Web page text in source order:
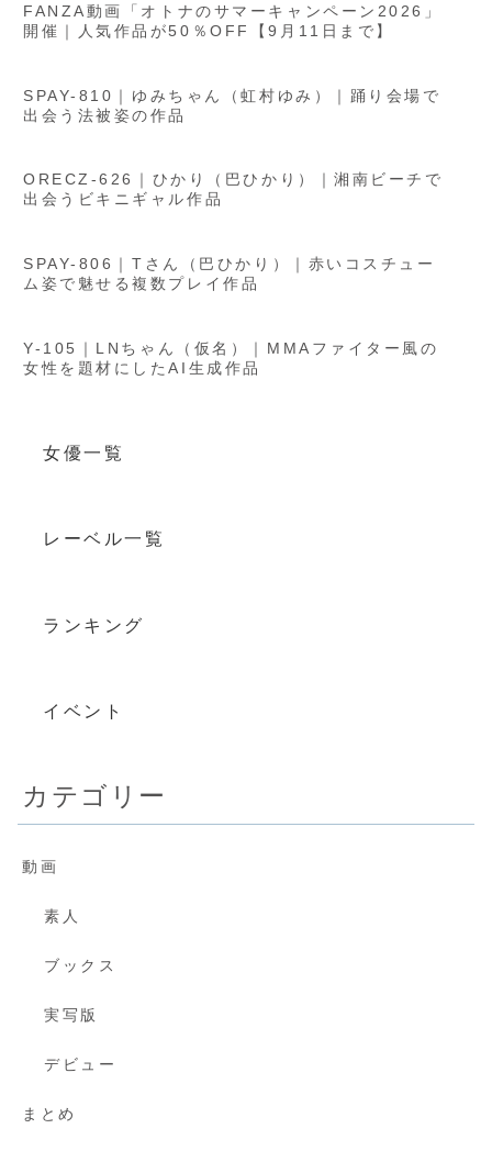
FANZA動画「オトナのサマーキャンペーン2026」
開催｜人気作品が50％OFF【9月11日まで】
SPAY-810｜ゆみちゃん（虹村ゆみ）｜踊り会場で
出会う法被姿の作品
ORECZ-626｜ひかり（巴ひかり）｜湘南ビーチで
出会うビキニギャル作品
SPAY-806｜Tさん（巴ひかり）｜赤いコスチュー
ム姿で魅せる複数プレイ作品
Y-105｜LNちゃん（仮名）｜MMAファイター風の
女性を題材にしたAI生成作品
女優一覧
レーベル一覧
ランキング
イベント
カテゴリー
動画
素人
ブックス
実写版
デビュー
まとめ